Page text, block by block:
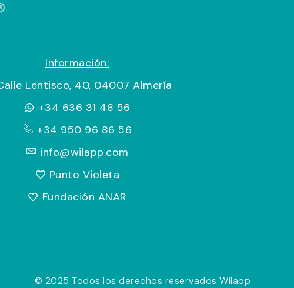
Información:
Lentisco, 40, 04007 Almería
+34 636 31 48 56
+34 950 96 86 56
info@wilapp.com
Punto Violeta
Fundación ANAR
© 2025 Todos los derechos reservados Wilapp